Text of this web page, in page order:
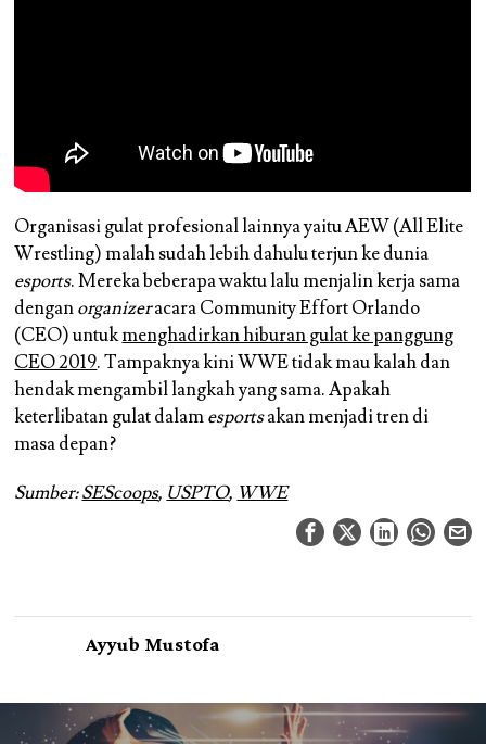
Organisasi gulat profesional lainnya yaitu AEW (All Elite
Wrestling) malah sudah lebih dahulu terjun ke dunia
esports. Mereka beberapa waktu lalu menjalin kerja sama
denganorganizeracara Community Effort Orlando
(CEO) untukmenghadirkan hiburan gulat ke panggung
CEO 2019. Tampaknya kini WWE tidak mau kalah dan
hendak mengambil langkah yang sama. Apakah
keterlibatan gulat dalamesportsakan menjadi tren di
masa depan?
Sumber:SEScoops, USPTO, WWE
Ayyub Mustofa